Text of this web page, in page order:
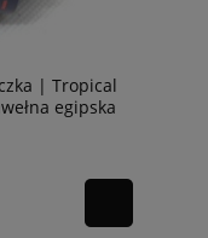
| Tropical
egipska